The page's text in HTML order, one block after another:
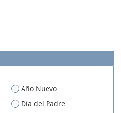
Año Nuevo
Día del Padre